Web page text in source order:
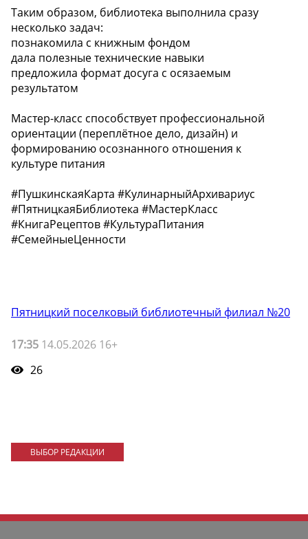
Таким образом, библиотека выполнила сразу
несколько задач:
познакомила с книжным фондом
дала полезные технические навыки ️
предложила формат досуга с осязаемым
результатом
Мастер-класс способствует профессиональной
ориентации (переплётное дело, дизайн) и
формированию осознанного отношения к
культуре питания ️
#ПушкинскаяКарта #КулинарныйАрхивариус
#ПятницкаяБиблиотека #МастерКласс
#КнигаРецептов #КультураПитания
#СемейныеЦенности
Пятницкий поселковый библиотечный филиал №20
17:35 14.05.2026 16+
26
ВЫБОР РЕДАКЦИИ